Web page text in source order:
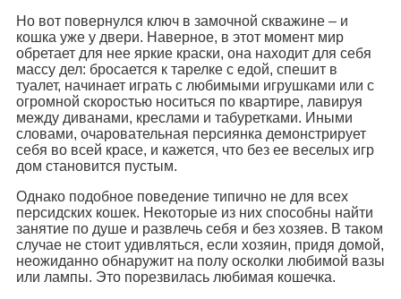
Но вот повернулся ключ в замочной скважине – и
кошка уже у двери. Наверное, в этот момент мир
обретает для нее яркие краски, она находит для себя
массу дел: бросается к тарелке с едой, спешит в
туалет, начинает играть с любимыми игрушками или с
огромной скоростью носиться по квартире, лавируя
между диванами, креслами и табуретками. Иными
словами, очаровательная персиянка демонстрирует
себя во всей красе, и кажется, что без ее веселых игр
дом становится пустым.
Однако подобное поведение типично не для всех
персидских кошек. Некоторые из них способны найти
занятие по душе и развлечь себя и без хозяев. В таком
случае не стоит удивляться, если хозяин, придя домой,
неожиданно обнаружит на полу осколки любимой вазы
или лампы. Это порезвилась любимая кошечка.